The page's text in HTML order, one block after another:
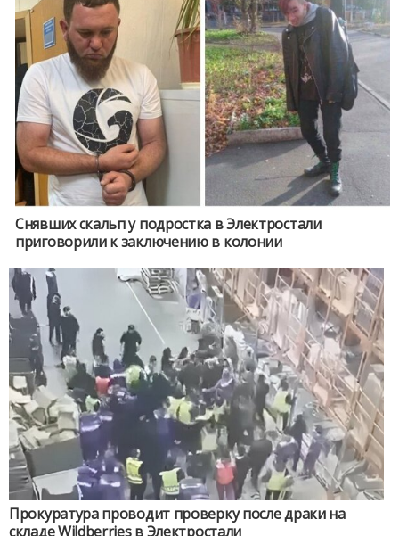
Снявших скальп у подростка в Электростали
приговорили к заключению в колонии
Прокуратура проводит проверку после драки на
складе Wildberries в Электростали